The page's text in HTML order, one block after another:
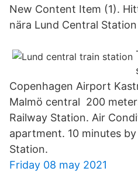
New Content Item (1).
nära Lund Central Station
Copenhagen Airport
Malmö central 200
Railway Station. Air
apartment. 10 minutes
Station.
Friday 08 may 2021